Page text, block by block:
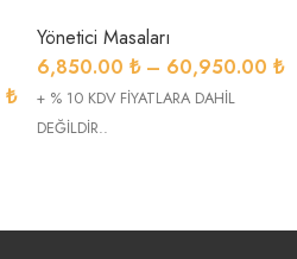
₺
Yönetici Masaları
6,850.00 ₺ – 60,950.00 ₺
+ % 10 KDV FİYATLARA DAHİL
DEĞİLDİR..